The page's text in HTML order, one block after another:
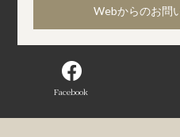
Webからのお問
Facebook